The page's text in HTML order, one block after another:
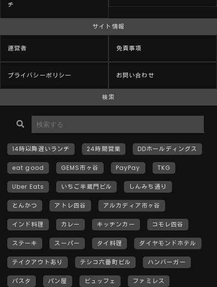
チ
サイト情報
運営者 免責事項
プライバシーポリシー お問い合わせ
検索
14時以降遅いランチ 24時間営業 DDホールディングス
eat good GEMS市ヶ谷 PayPay TKG
Uber Eats いちご半蔵門ビル しんみち通り
とんかつ アトレ四谷 アルカディア市ヶ谷
インド料理 カレー キッチンカー コモレ四谷
ステーキ スーパー タイ料理 ダイヤモンドホテル
テイクアウトあり テシコ六番町ビル ハンバーガー
パスタ パン屋 ビュッフェ ファミレス